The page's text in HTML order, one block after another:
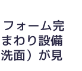
ォーム完
わり設備
面）が見